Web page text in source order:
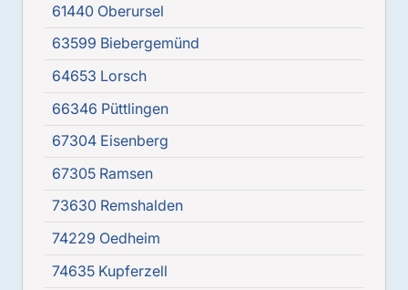
61440 Oberursel
63599 Biebergemünd
64653 Lorsch
66346 Püttlingen
67304 Eisenberg
67305 Ramsen
73630 Remshalden
74229 Oedheim
74635 Kupferzell